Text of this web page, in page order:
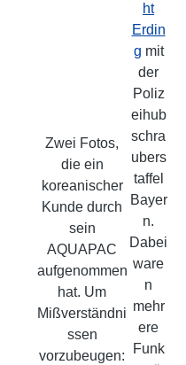
Zwei Fotos,
die ein
koreanischer
Kunde durch
sein
AQUAPAC
aufgenommen
hat. Um
Mißverständni
ssen
vorzubeugen:
ht
Erdin
g mit
der
Poliz
eihub
schra
ubers
taffel
Bayer
n.
Dabei
ware
n
mehr
ere
Funk